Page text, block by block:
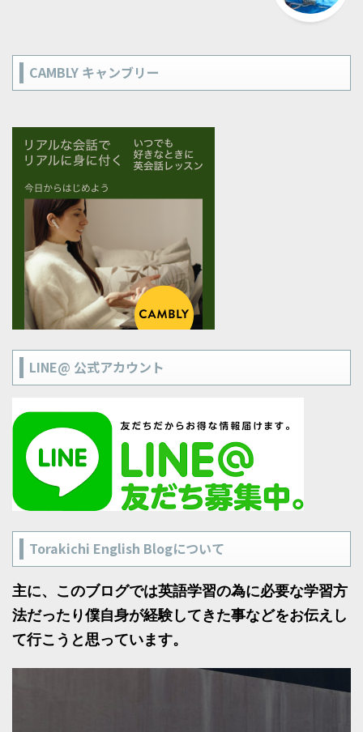
CAMBLY キャンブリー
LINE@ 公式アカウント
Torakichi English Blogについて
主に、このブログでは英語学習の為に必要な学習方
法だったり僕自身が経験してきた事などをお伝えし
て行こうと思っています。